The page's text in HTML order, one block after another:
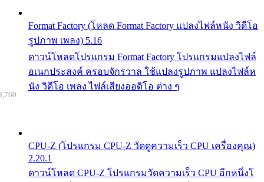
Format Factory (โหลด Format Factory แปลงไฟล์หนัง วิดีโอ
รูปภาพ เพลง) 5.16
ดาวน์โหลดโปรแกรม Format Factory โปรแกรมแปลงไฟล์
อเนกประสงค์ ครอบจักรวาล ใช้แปลงรูปภาพ แปลงไฟล์ห
นัง วิดีโอ เพลง ไฟล์เสียงออดิโอ ต่าง ๆ
CPU-Z (โปรแกรม CPU-Z วัดดูความเร็ว CPU เครื่องคุณ)
2.20.1
ดาวน์โหลด CPU-Z โปรแกรมวัดความเร็ว CPU อีกหนึ่งโ